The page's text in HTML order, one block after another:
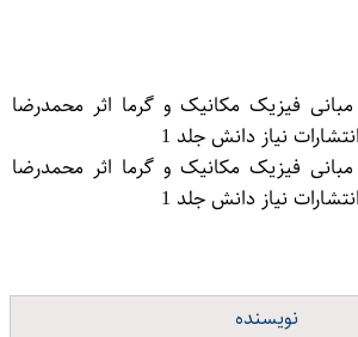
فیزیک مکانیک و گرما اثر محمدرضا
نیاز دانش جلد 1
فیزیک مکانیک و گرما اثر محمدرضا
نیاز دانش جلد 1
نویسنده